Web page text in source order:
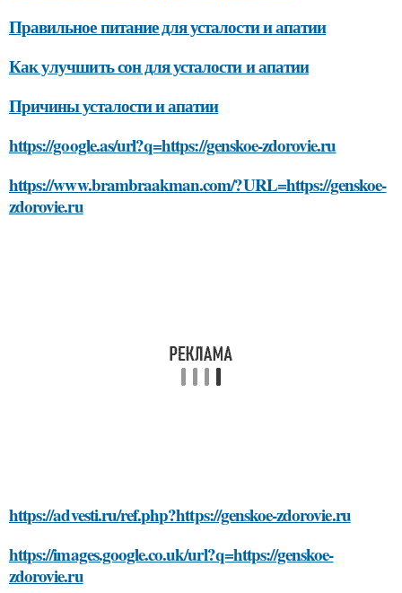
Правильное питание для усталости и апатии
Как улучшить сон для усталости и апатии
Причины усталости и апатии
https://google.as/url?q=https://genskoe-zdorovie.ru
https://www.brambraakman.com/?URL=https://genskoe-
zdorovie.ru
https://advesti.ru/ref.php?https://genskoe-zdorovie.ru
https://images.google.co.uk/url?q=https://genskoe-
zdorovie.ru